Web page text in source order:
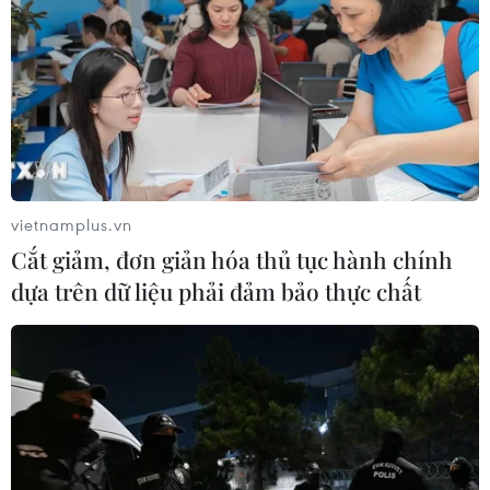
Ngoài ra, khách hàng còn có thể nhận ưu đãi
giảm giá lên đến 50% khi sử dụng dịch vụ
VNPAY taxi, mua sắm trên VnShop, đặt vé xem
phim, vé tàu/xe, vé máy bay… ngay trên
Agribank Plus, giúp việc di chuyển, mua sắm,
vietnamplus.vn
Cắt giảm, đơn giản hóa thủ tục hành chính
dựa trên dữ liệu phải đảm bảo thực chất